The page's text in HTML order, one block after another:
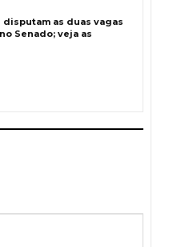
as duas vagas
Senado; veja as